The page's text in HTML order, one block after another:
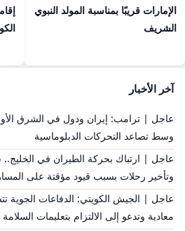
الإمارات قريبًا بمناسبة المولد النبوي
الشريف
آخر الأخبار
عاجل | ترامب: إيران ودول في الشرق
وسط تصاعد التحركات الدبلوماسية
عاجل | ارتباك بحركة الطيران في
وتأخير رحلات بسبب قيود مؤقتة على
عاجل | الجيش الكويتي: الدفاعات
معادية وتدعو إلى الالتزام بتعليمات السلامة